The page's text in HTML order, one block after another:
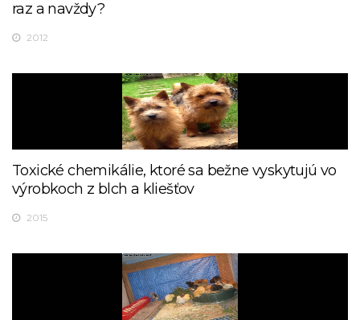
raz a navždy?
2012
Toxické chemikálie, ktoré sa bežne vyskytujú vo
výrobkoch z blch a kliešťov
2015